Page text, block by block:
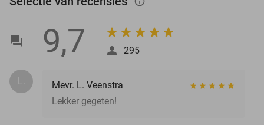
9,7 295
L.
Mevr. L. Veenstra
Lekker gegeten!